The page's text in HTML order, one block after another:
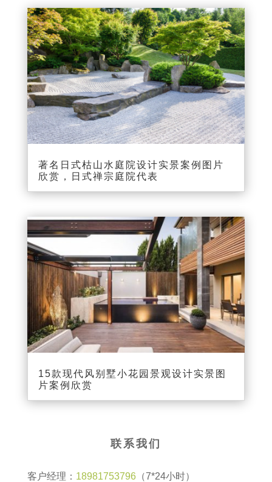
著名日式枯山水庭院设计实景案例图片
欣赏，日式禅宗庭院代表
15款现代风别墅小花园景观设计实景图
片案例欣赏
联系我们
客户经理： 18981753796（7*24小时）